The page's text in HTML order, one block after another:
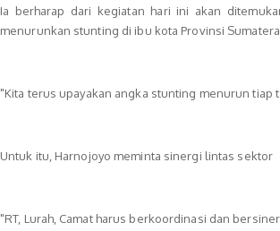
Ia berharap dari kegiatan hari ini akan
menurunkan stunting di ibu kota Provinsi
"Kita terus upayakan angka stunting menurun tiap
Untuk itu, Harnojoyo meminta sinergi lintas sektor
"RT, Lurah, Camat harus berkoordinasi dan